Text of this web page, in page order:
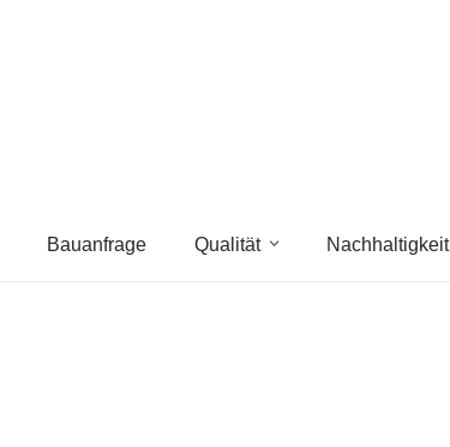
Bauanfrage Qualität Nachhaltigkeit